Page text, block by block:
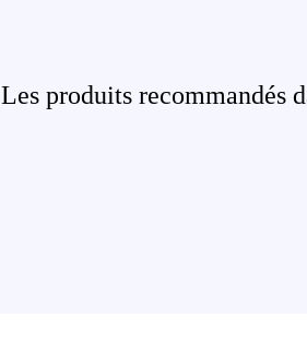
Les produits recommandés